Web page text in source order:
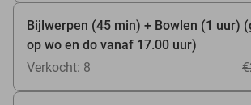
Bijlwerpen (45 min) + Bowlen (1 uur)
op wo en do vanaf 17.00 uur)
Verkocht: 8